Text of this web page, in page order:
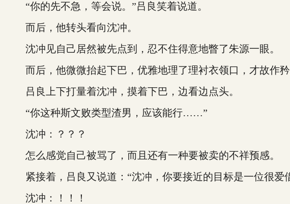
“你的先不急，等会说。”吕良笑着说道。
而后，他转头看向沈冲。
沈冲见自己居然被先点到，忍不住得意地瞥了朱源一眼。
而后，他微微抬起下巴，优雅地理了理衬衣领口，才故作矜
吕良上下打量着沈冲，摸着下巴，边看边点头。
“你这种斯文败类型渣男，应该能行……”
沈冲：？？？
怎么感觉自己被骂了，而且还有一种要被卖的不祥预感。
紧接着，吕良又说道：“沈冲，你要接近的目标是一位很
沈冲：！！！